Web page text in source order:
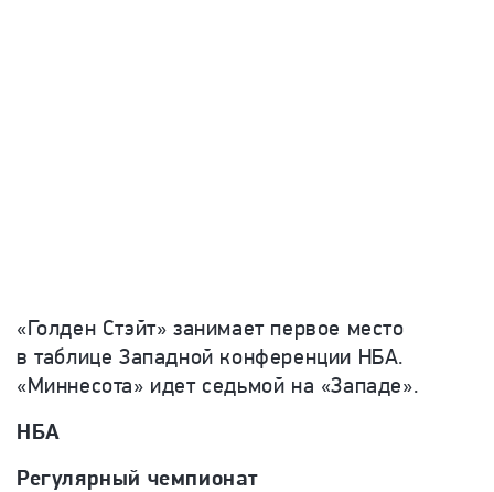
«Голден Стэйт» занимает первое место
в таблице Западной конференции НБА.
«Миннесота» идет седьмой на «Западе».
НБА
Регулярный чемпионат